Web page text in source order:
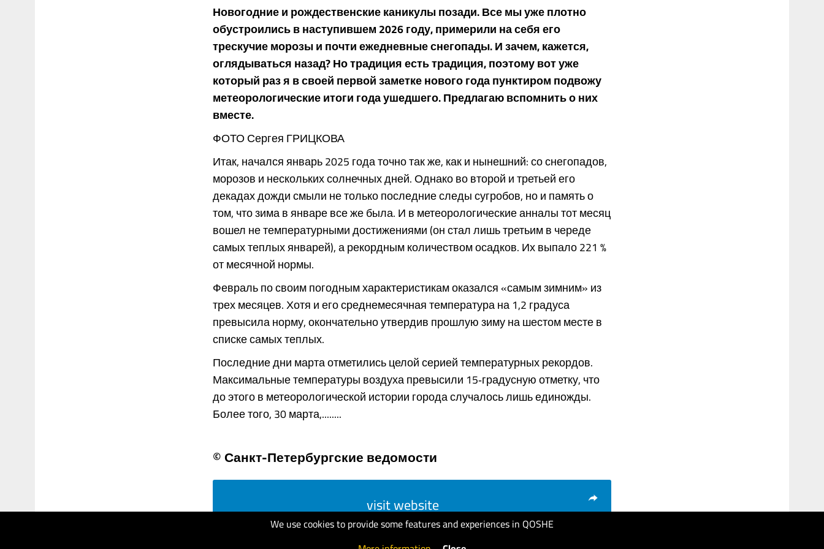
We use cookies to provide some features and experiences in QOSHE
Новогодние и рождественские каникулы позади. Все мы уже плотно
обустроились в наступившем 2026 году, примерили на себя его
трескучие морозы и почти ежедневные снегопады. И зачем, кажется,
оглядываться назад? Но традиция есть традиция, поэтому вот уже
который раз я в своей первой заметке нового года пунктиром подвожу
метеорологические итоги года ушедшего. Предлагаю вспомнить о них
вместе.
ФОТО Сергея ГРИЦКОВА
Итак, начался январь 2025 года точно так же, как и нынешний: со снегопадов,
морозов и нескольких солнечных дней. Однако во второй и третьей его
декадах дожди смыли не только последние следы сугробов, но и память о
том, что зима в январе все же была. И в метеорологические анналы тот месяц
вошел не температурными достижениями (он стал лишь третьим в череде
самых теплых январей), а рекордным количеством осадков. Их выпало 221 %
от месячной нормы.
Февраль по своим погодным характеристикам оказался «самым зимним» из
трех месяцев. Хотя и его среднемесячная температура на 1,2 градуса
превысила норму, окончательно утвердив прошлую зиму на шестом месте в
списке самых теплых.
Последние дни марта отметились целой серией температурных рекордов.
Максимальные температуры воздуха превысили 15‑градусную отметку, что
до этого в метеорологической истории города случалось лишь единожды.
Более того, 30 марта,........
© Санкт-Петербургские ведомости
visit website